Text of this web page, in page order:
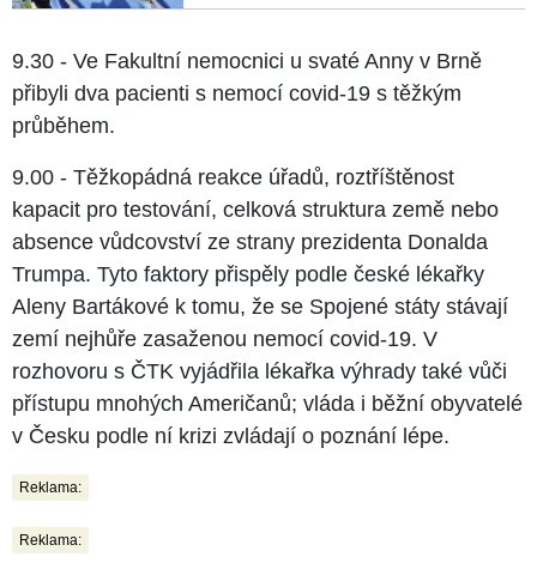
9.30 - Ve Fakultní nemocnici u svaté Anny v Brně
přibyli dva pacienti s nemocí covid-19 s těžkým
průběhem.
9.00 - Těžkopádná reakce úřadů, roztříštěnost
kapacit pro testování, celková struktura země nebo
absence vůdcovství ze strany prezidenta Donalda
Trumpa. Tyto faktory přispěly podle české lékařky
Aleny Bartákové k tomu, že se Spojené státy stávají
zemí nejhůře zasaženou nemocí covid-19. V
rozhovoru s ČTK vyjádřila lékařka výhrady také vůči
přístupu mnohých Američanů; vláda i běžní obyvatelé
v Česku podle ní krizi zvládají o poznání lépe.
Reklama:
Reklama: